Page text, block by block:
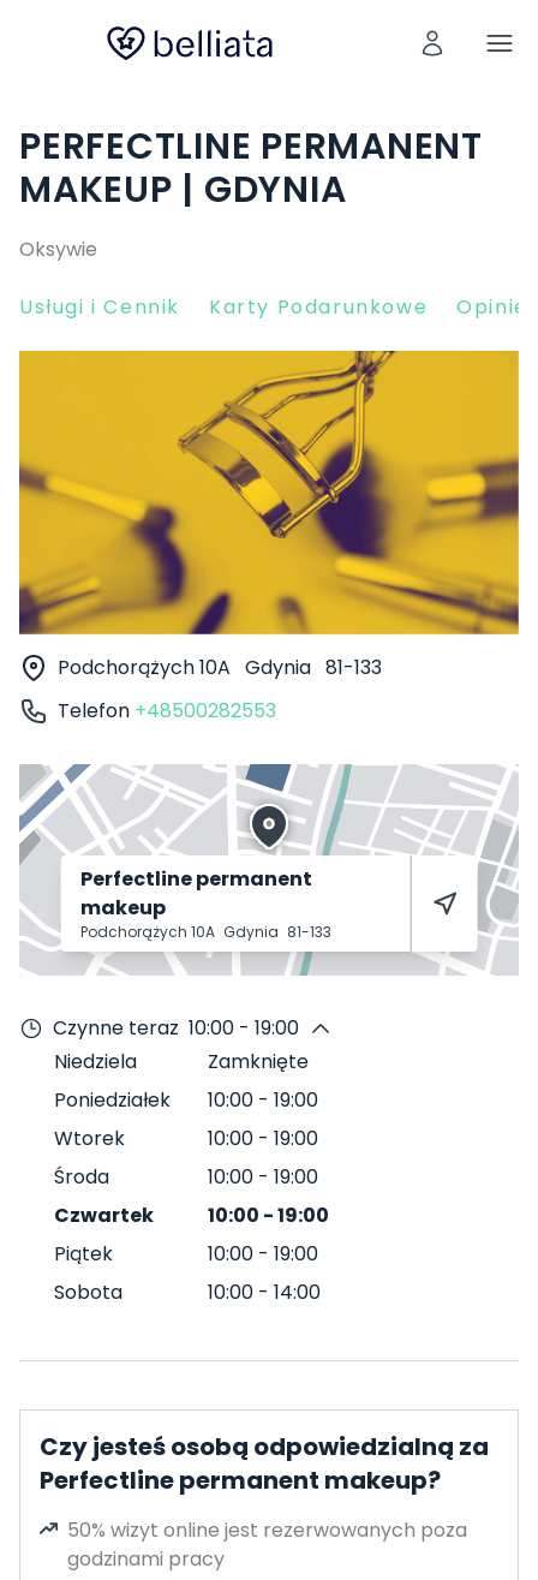
PERFECTLINE PERMANENT
MAKEUP | GDYNIA
Oksywie
Usługi i Cennik Karty Podarunkowe Opinie
Podchorążych 10A Gdynia 81-133
Telefon +48500282553
Perfectline permanent
makeup
Podchorążych 10A Gdynia 81-133
Czynne teraz 10:00 - 19:00
Niedziela
Zamknięte
Poniedziałek
10:00 - 19:00
Wtorek
10:00 - 19:00
Środa
10:00 - 19:00
Czwartek
10:00 -19:00
Piątek
10:00 - 19:00
Sobota
10:00 - 14:00
Czy jesteś osobą odpowiedzialną za
Perfectline permanent makeup?
50% wizyt online jest rezerwowanych poza
godzinami pracy